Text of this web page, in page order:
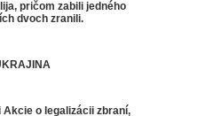
pričom zabili jedného
dvoch zranili.
o legalizácii zbraní,